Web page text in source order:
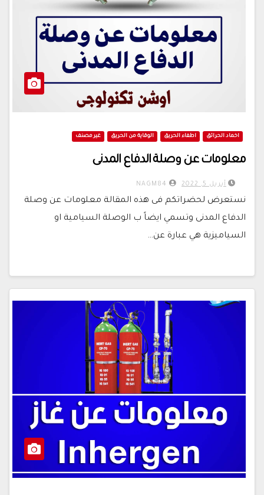
اخماد الحرائق اطفاء الحريق الوقاية من الحريق غير مصنف
معلومات عن وصلة الدفاع المدنى
أبريل 5, 2022
نستعرض لحضراتكم فى هذه المقالة معلومات عن وصلة
الدفاع المدنى وتسمي ايضاً ب الوصلة السيامية او
السياميزية هي عبارة عن…